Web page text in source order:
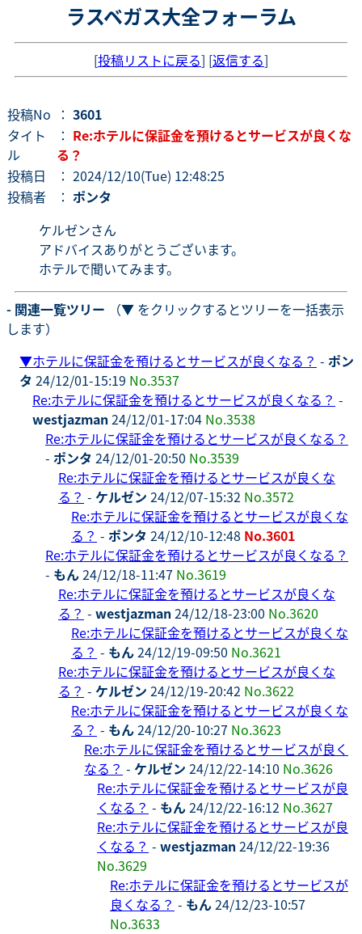
ラスベガス大全フォーラム
[投稿リストに戻る] [返信する]
投稿No ： 3601
タイト
ル
： Re:ホテルに保証金を預けるとサービスが良くな
る？
投稿日
： 2024/12/10(Tue) 12:48:25
投稿者
： ポンタ
ケルゼンさん
アドバイスありがとうございます。
ホテルで聞いてみます。
- 関連一覧ツリー （▼ をクリックするとツリーを一括表示
します）
▼ホテルに保証金を預けるとサービスが良くなる？ - ポン
タ 24/12/01-15:19 No.3537
Re:ホテルに保証金を預けるとサービスが良くなる？ -
westjazman 24/12/01-17:04 No.3538
Re:ホテルに保証金を預けるとサービスが良くなる？
- ポンタ 24/12/01-20:50 No.3539
Re:ホテルに保証金を預けるとサービスが良くな
る？ - ケルゼン 24/12/07-15:32 No.3572
Re:ホテルに保証金を預けるとサービスが良くな
る？ - ポンタ 24/12/10-12:48 No.3601
Re:ホテルに保証金を預けるとサービスが良くなる？
- もん24/12/18-11:47 No.3619
Re:ホテルに保証金を預けるとサービスが良くな
る？ - westjazman 24/12/18-23:00 No.3620
Re:ホテルに保証金を預けるとサービスが良くな
る？ - もん24/12/19-09:50 No.3621
Re:ホテルに保証金を預けるとサービスが良くな
る？ - ケルゼン 24/12/19-20:42 No.3622
Re:ホテルに保証金を預けるとサービスが良くな
る？ - もん24/12/20-10:27 No.3623
Re:ホテルに保証金を預けるとサービスが良く
なる？ - ケルゼン 24/12/22-14:10 No.3626
Re:ホテルに保証金を預けるとサービスが良
くなる？ - もん24/12/22-16:12 No.3627
Re:ホテルに保証金を預けるとサービスが良
くなる？ - westjazman 24/12/22-19:36
No.3629
Re:ホテルに保証金を預けるとサービスが
良くなる？ - もん24/12/23-10:57
No.3633